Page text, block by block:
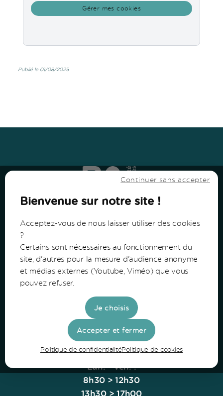
Gérer mes cookies
Publié le 01/08/2025
Communauté de Communes du Bazadais
Lieu-Dit Coucut
33430 Bazas
Tel: 05 56 25 28 81
Horaires
Lun. - Ven. :
8h30 > 12h30
13h30 > 17h00
Continuer sans accepter
Bienvenue sur notre site !
Acceptez-vous de nous laisser utiliser des cookies
?
Certains sont nécessaires au fonctionnement du
site, d'autres pour la mesure d'audience anonyme
et médias externes (Youtube, Viméo) que vous
pouvez refuser.
Je choisis
Accepter et fermer
Politique de confidentialitéPolitique de cookies